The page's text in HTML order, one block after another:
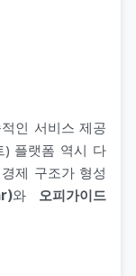
인 서비스 제공
) 플랫폼 역시 다
제 구조가 형성
와 오피가이드